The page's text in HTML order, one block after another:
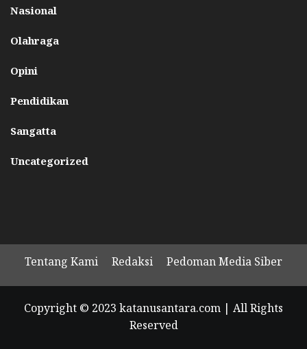
Nasional
Olahraga
Opini
Pendidikan
Sangatta
Uncategorized
Tentang Kami Redaksi Pedoman Media Siber
Copyright © 2023 katanusantara.com | All Rights
Reserved